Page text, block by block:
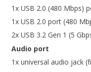
1x USB 2.0 (480 Mbps)
1x USB 2.0 port (480
2x USB 3.2 Gen 1 (5
Audio port
1x universal audio jack